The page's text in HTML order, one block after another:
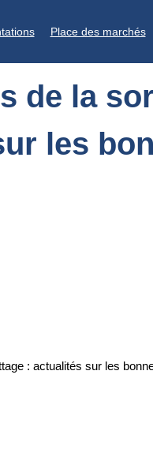
Place des marchés
de la
les
: actualités sur les